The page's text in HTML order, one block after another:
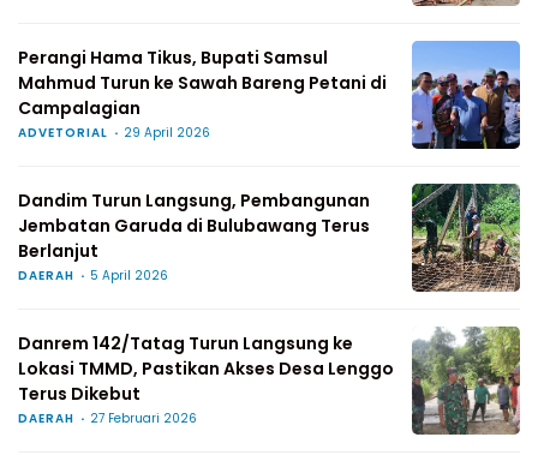
Perangi Hama Tikus, Bupati Samsul
Mahmud Turun ke Sawah Bareng Petani di
Campalagian
ADVETORIAL 29 April 2026
Dandim Turun Langsung, Pembangunan
Jembatan Garuda di Bulubawang Terus
Berlanjut
DAERAH 5 April 2026
Danrem 142/Tatag Turun Langsung ke
Lokasi TMMD, Pastikan Akses Desa Lenggo
Terus Dikebut
DAERAH 27 Februari 2026